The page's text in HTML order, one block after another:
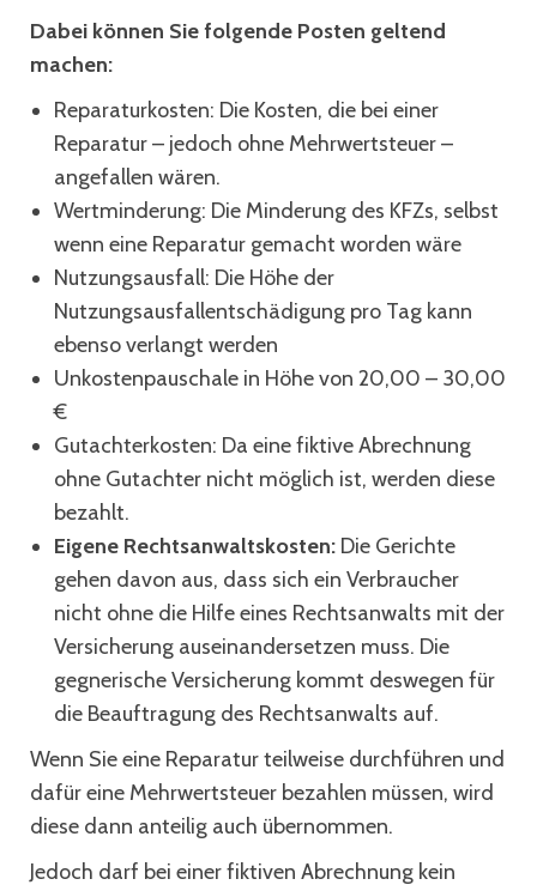
Dabei können Sie folgende Posten geltend
machen:
Reparaturkosten: Die Kosten, die bei einer
Reparatur – jedoch ohne Mehrwertsteuer –
angefallen wären.
Wertminderung: Die Minderung des KFZs, selbst
wenn eine Reparatur gemacht worden wäre
Nutzungsausfall: Die Höhe der
Nutzungsausfallentschädigung pro Tag kann
ebenso verlangt werden
Unkostenpauschale in Höhe von 20,00 – 30,00
€
Gutachterkosten: Da eine fiktive Abrechnung
ohne Gutachter nicht möglich ist, werden diese
bezahlt.
Eigene Rechtsanwaltskosten: Die Gerichte
gehen davon aus, dass sich ein Verbraucher
nicht ohne die Hilfe eines Rechtsanwalts mit der
Versicherung auseinandersetzen muss. Die
gegnerische Versicherung kommt deswegen für
die Beauftragung des Rechtsanwalts auf.
Wenn Sie eine Reparatur teilweise durchführen und
dafür eine Mehrwertsteuer bezahlen müssen, wird
diese dann anteilig auch übernommen.
Jedoch darf bei einer fiktiven Abrechnung kein